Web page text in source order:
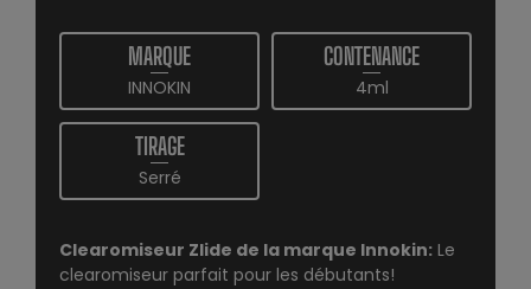
MARQUE
INNOKIN
CONTENANCE
4ml
TIRAGE
Serré
Clearomiseur Zlide de la marque Innokin: Le
clearomiseur parfait pour les débutants!